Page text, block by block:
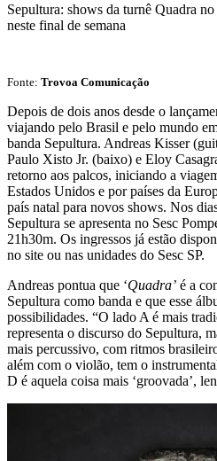
Sepultura: shows da turnê Quadra
neste final de semana
Fonte: Trovoa Comunicação
Depois de dois anos desde o
viajando pelo Brasil e pelo mundo
banda Sepultura. Andreas Kisser
Paulo Xisto Jr. (baixo) e Eloy
retorno aos palcos, iniciando a
Estados Unidos e por países da
país natal para novos shows. Nos
Sepultura se apresenta no Sesc
21h30m. Os ingressos já estão
no site ou nas unidades do Sesc SP.
Andreas pontua que ‘Quadra’ é a
Sepultura como banda e que esse
possibilidades. “O lado A é mais
representa o discurso do Sepultura,
mais percussivo, com ritmos
além com o violão, tem o
D é aquela coisa mais ‘groovada’,